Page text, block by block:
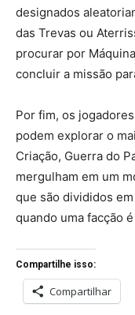
designados
das Trevas ou
procurar por
concluir a missão
Por fim, os
podem explorar o
Criação, Guerra do
mergulham em um
que são divididos
quando uma facção
Compartilhe isso:
Compartilhar